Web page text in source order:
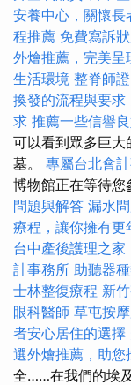
安養中心，關懷長
程推薦 免費寫訴
外燴推薦，完美呈
生活環境 整脊師
換發的流程與要求
求 推薦一些信譽
可以看到眾多巨
墓。 專屬台北會
博物館正在等待您
問題與解答 漏水
療程，讓你擁有更
台中產後護理之
計事務所 助聽器
士林整復療程 新
眼科醫師 草屯按
者安心居住的選擇
選外燴推薦，助您
全……在我們的埃